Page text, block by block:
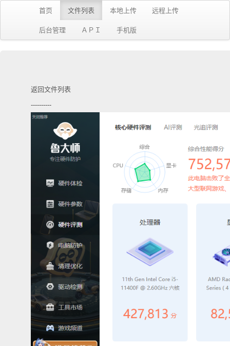
首页 文件列表 本地上传
远程上传
后台管理
ＡＰＩ 手机版
返回文件列表
----------